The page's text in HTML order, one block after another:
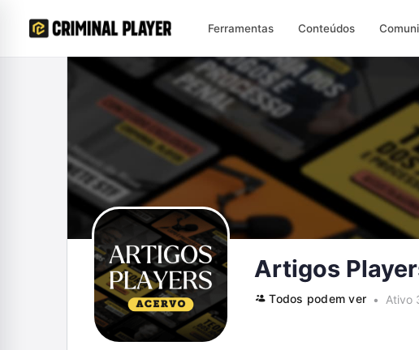
Ferramentas Conteúdos
Artigos
Todos podem ver Ativo